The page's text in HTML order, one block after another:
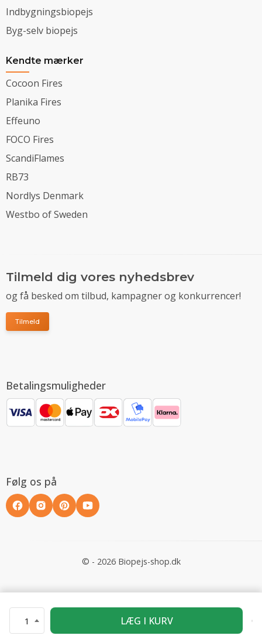
1 LÆG I KURV
Indbygningsbiopejs
Byg-selv biopejs
Kendte mærker
Cocoon Fires
Planika Fires
Effeuno
FOCO Fires
ScandiFlames
RB73
Nordlys Denmark
Westbo of Sweden
Tilmeld dig vores nyhedsbrev
og få besked om tilbud, kampagner og konkurrencer!
Tilmeld
Betalingsmuligheder
Følg os på
© - 2026 Biopejs-shop.dk